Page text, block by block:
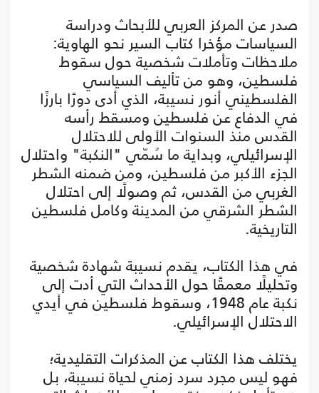
صدر عن المركز العربي للأبحاث ودراسة
السياسات مؤخرا كتاب السير نحو الهاوية:
ملاحظات وتأملات شخصية حول سقوط
فلسطين، وهو من تأليف السياسي
الفلسطيني أنور نسيبة، الذي أدى دورًا بارزًا
في الدفاع عن فلسطين ومسقط رأسه
القدس منذ السنوات الأولى للاحتلال
الإسرائيلي، وبداية ما سُمّي "النكبة" واحتلال
الجزء الأكبر من فلسطين، ومن ضمنه الشطر
الغربي من القدس، ثم وصولًا إلى احتلال
الشطر الشرقي من المدينة وكامل فلسطين
التاريخية.
في هذا الكتاب، يقدم نسيبة شهادة شخصية
وتحليلًا معمقًا حول الأحداث التي أدت إلى
نكبة عام 1948، وسقوط فلسطين في أيدي
الاحتلال الإسرائيلي.
يختلف هذا الكتاب عن المذكرات التقليدية؛
فهو ليس مجرد سرد زمني لحياة نسيبة، بل